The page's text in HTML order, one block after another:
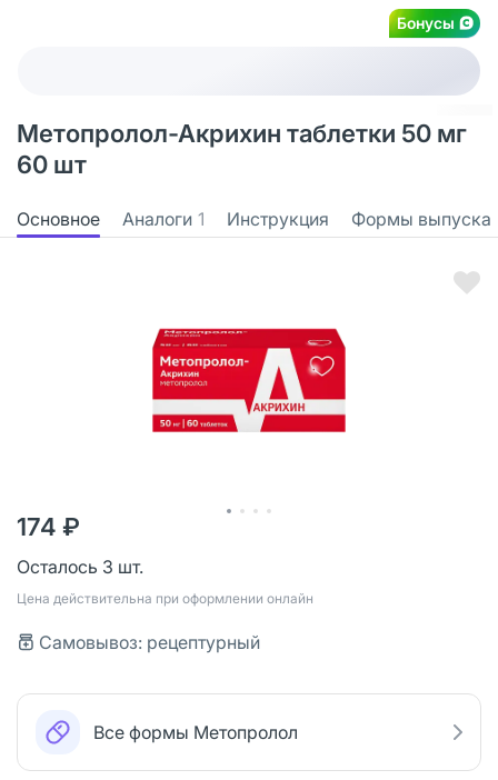
Бонусы
Метопролол-Акрихин таблетки 50 мг
60 шт
Основное Аналоги 1 Инструкция Формы выпуска
174 ₽
Осталось 3 шт.
Цена действительна при оформлении онлайн
Самовывоз: рецептурный
Все формы Метопролол